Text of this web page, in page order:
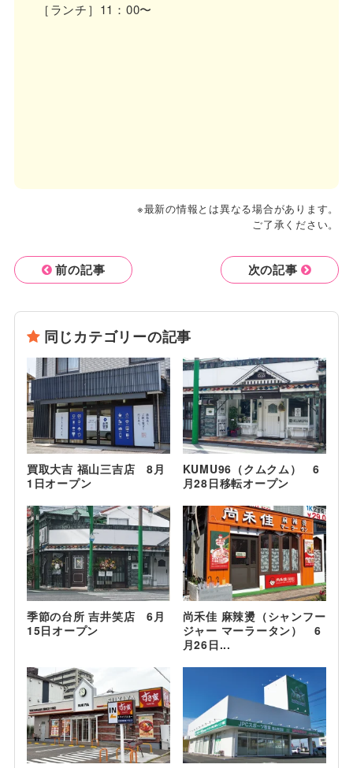
［ランチ］11：00〜
※最新の情報とは異なる場合があります。
ご了承ください。
前の記事 次の記事
同じカテゴリーの記事
買取大吉 福山三吉店 8月
1日オープン
KUMU96（クムクム） 6
月28日移転オープン
季節の台所 吉井笑店 6月
15日オープン
尚禾佳 麻辣燙（シャンフー
ジャー マーラータン） 6
月26日...